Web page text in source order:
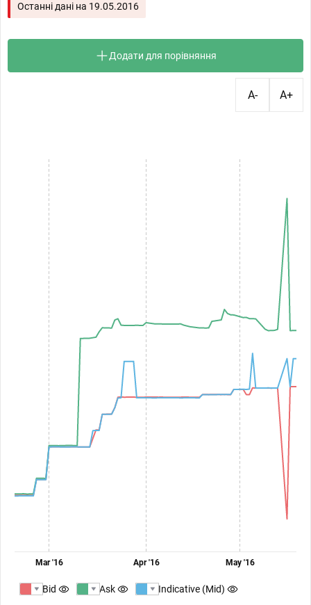
Останні дані на 19.05.2016
Додати для порівняння
A- A+
Mar '16 Apr '16 May '16
Bid Ask Indicative (Mid)